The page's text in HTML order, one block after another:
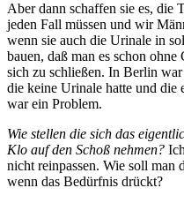
Aber dann schaffen sie es, die
jeden Fall müssen und wir
wenn sie auch die Urinale in
bauen, daß man es schon
sich zu schließen. In Berlin
die keine Urinale hatte und die
war ein Problem.
Wie stellen die sich das
Klo auf den Schoß nehmen?
nicht reinpassen. Wie soll man
wenn das Bedürfnis drückt?